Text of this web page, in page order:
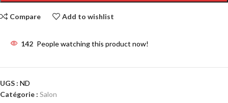
Compare Add to wishlist
142 People watching this product now!
UGS : ND
Catégorie : Salon